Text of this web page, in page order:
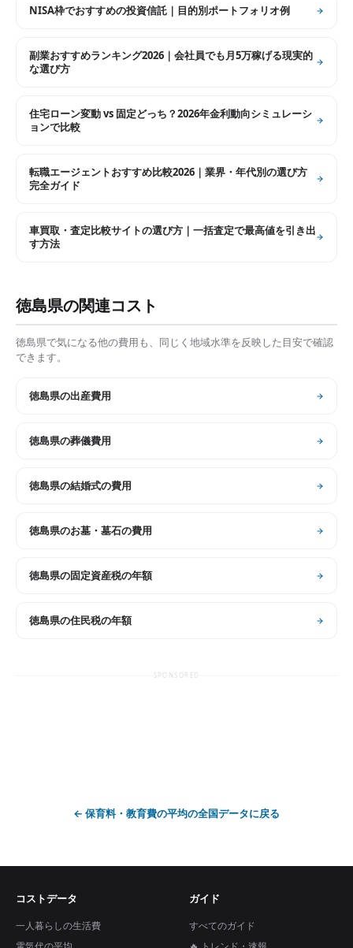
NISA枠でおすすめの投資信託｜目的別ポートフォリオ例
副業おすすめランキング2026｜会社員でも月5万稼げる現実的
な選び方
住宅ローン変動 vs 固定どっち？2026年金利動向シミュレーシ
ョンで比較
転職エージェントおすすめ比較2026｜業界・年代別の選び方
完全ガイド
車買取・査定比較サイトの選び方｜一括査定で最高値を引き出
す方法
徳島県の関連コスト
徳島県で気になる他の費用も、同じく地域水準を反映した目安で確認
できます。
徳島県の出産費用
徳島県の葬儀費用
徳島県の結婚式の費用
徳島県のお墓・墓石の費用
徳島県の固定資産税の年額
徳島県の住民税の年額
SPONSORED
← 保育料・教育費の平均の全国データに戻る
コストデータ
一人暮らしの生活費
ガイド
すべてのガイド